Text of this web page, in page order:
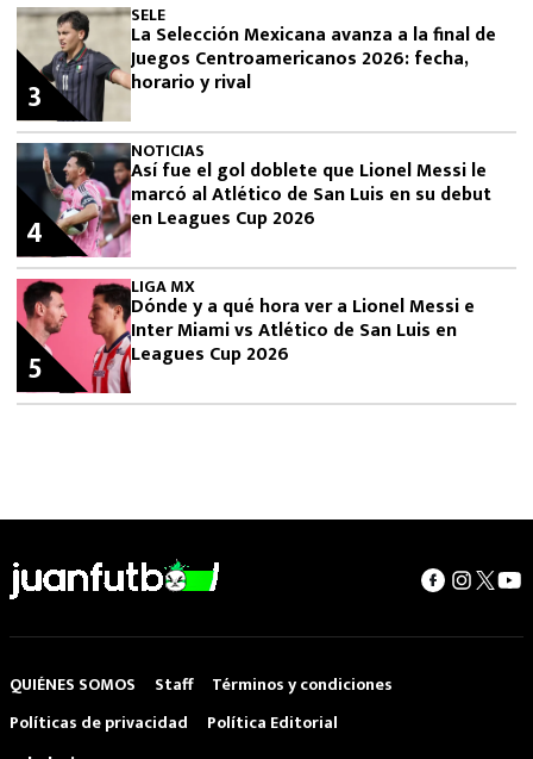
SELE
La Selección Mexicana avanza a la final de
Juegos Centroamericanos 2026: fecha,
horario y rival
3
NOTICIAS
Así fue el gol doblete que Lionel Messi le
marcó al Atlético de San Luis en su debut
en Leagues Cup 2026
4
LIGA MX
Dónde y a qué hora ver a Lionel Messi e
Inter Miami vs Atlético de San Luis en
Leagues Cup 2026
5
QUIÉNES SOMOS Staff
Términos y condiciones
Políticas de privacidad
Política Editorial